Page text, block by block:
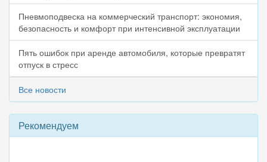
Пневмоподвеска на коммерческий транспорт: экономия,
безопасность и комфорт при интенсивной эксплуатации
Пять ошибок при аренде автомобиля, которые превратят
отпуск в стресс
Все новости
Рекомендуем